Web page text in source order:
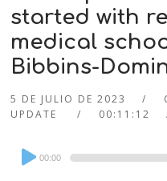
started with
medical
Bibbins-
5 DE JULIO DE 2023
UPDATE
00:11:12
Audio
Player
00:00